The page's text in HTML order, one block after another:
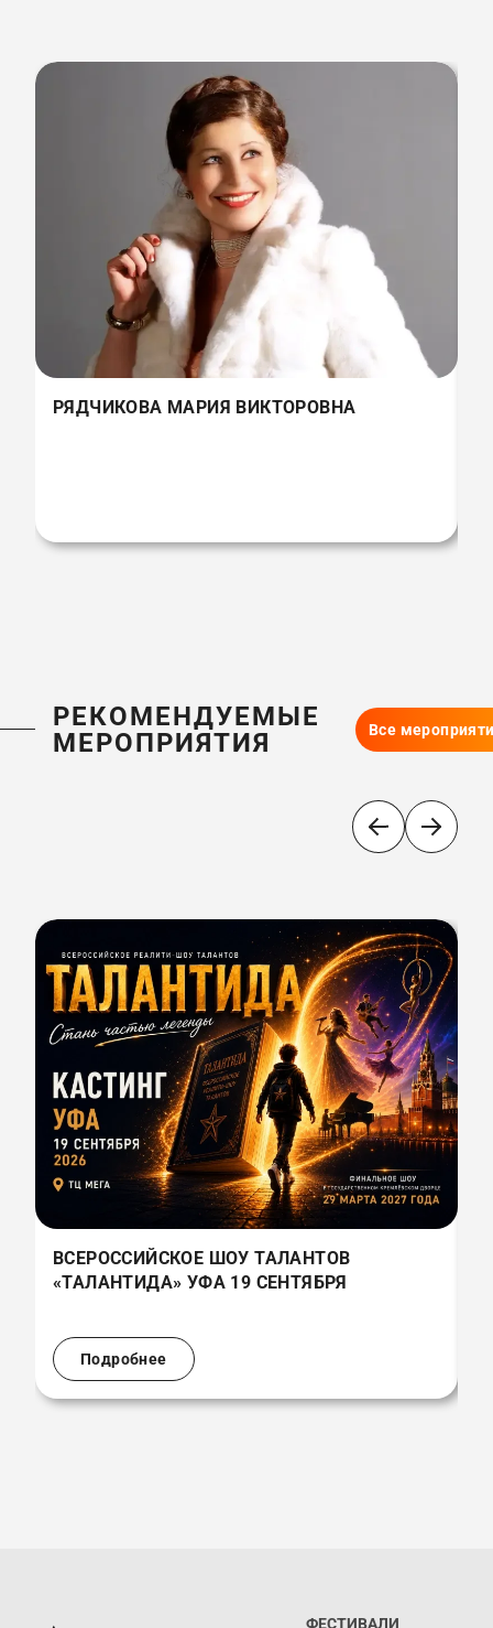
РЯДЧИКОВА МАРИЯ ВИКТОРОВНА
РЕКОМЕНДУЕМЫЕ
МЕРОПРИЯТИЯ
Все
ВСЕРОССИЙСКОЕ ШОУ ТАЛАНТОВ
«ТАЛАНТИДА» УФА 19 СЕНТЯБРЯ
Подробнее
ФЕСТИВАЛИ